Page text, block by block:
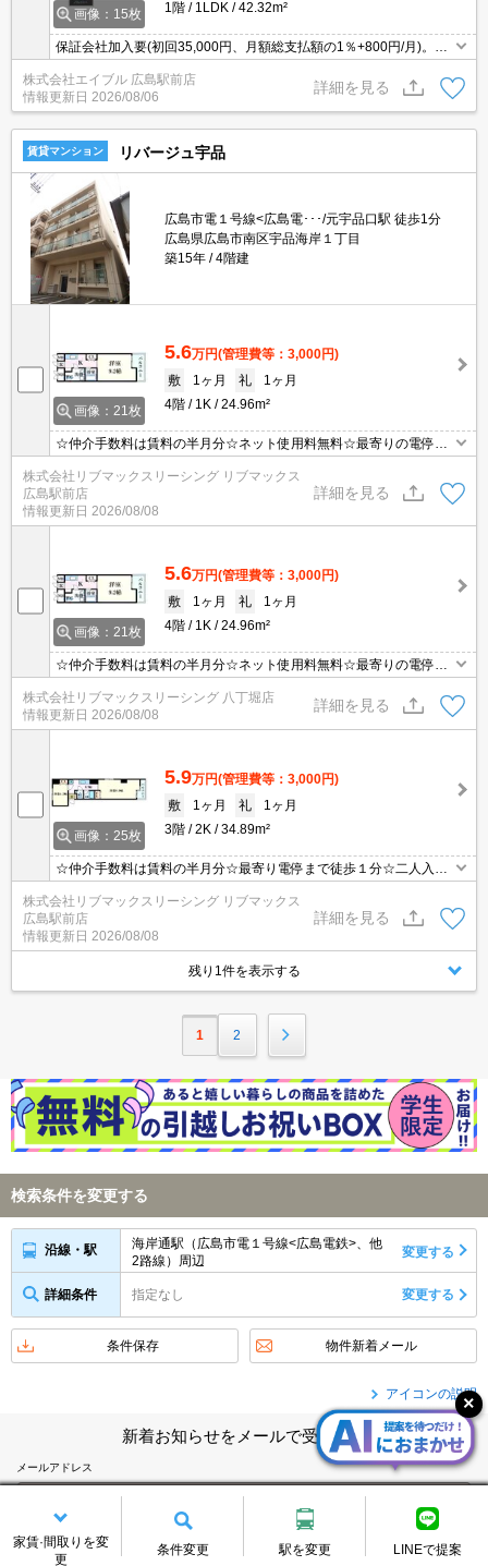
画像：15枚
1階
1LDK 42.32m²
保証会社加入要(初回35,000円、月額総支払額の1％+800円/月)。安
心のセキュリティシステム。24時間換気システム。宅配ボックスあ
り。オートロック。一坪風呂。キッチンは対面式。室内物干しあ
り。
株式会社エイブル 広島駅前店
情報更新日 2026/08/06
詳細を見る
賃貸マンション リバージュ宇品
広島市電１号線<広島電･･･/元宇品口駅 徒歩1分
広島県広島市南区宇品海岸１丁目
築15年
4階建
画像：21枚
5.6万円(管理費等：3,000円)
敷
1ヶ月 礼
1ヶ月
4階
1K 24.96m²
☆仲介手数料は賃料の半月分☆ネット使用料無料☆最寄りの電停ま
で徒歩1分☆モニタ付オートロック完備でセキュリティーは安心♪2
口コンロのシステムキッチン☆近隣のスーパー・コンビニまで徒歩
圏内でお買い物らくらく☆彡
株式会社リブマックスリーシング リブマックス
広島駅前店
情報更新日 2026/08/08
詳細を見る
画像：21枚
5.6万円(管理費等：3,000円)
敷
1ヶ月 礼
1ヶ月
4階
1K 24.96m²
☆仲介手数料は賃料の半月分☆ネット使用料無料☆最寄りの電停ま
で徒歩1分☆モニタ付オートロック完備でセキュリティーは安心♪2
口コンロのシステムキッチン☆近隣のスーパー・コンビニまで徒歩
圏内でお買い物らくらく☆彡
株式会社リブマックスリーシング 八丁堀店
情報更新日 2026/08/08
詳細を見る
画像：25枚
5.9万円(管理費等：3,000円)
敷
1ヶ月 礼
1ヶ月
3階
2K 34.89m²
☆仲介手数料は賃料の半月分☆最寄り電停まで徒歩１分☆二人入居
可能☆ネット使用料無料☆モニター付きオートロックで防犯面も安
心です☆近隣にスーパーやコンビニがあり住環境良好です☆彡
株式会社リブマックスリーシング リブマックス
広島駅前店
情報更新日 2026/08/08
詳細を見る
残り1件を表示する
1 2
家賃·間取りを変
更
条件変更 駅を変更 LINEで提案
検索条件を変更する
沿線・駅
海岸通駅（広島市電１号線<広島電鉄>、他
2路線）周辺
変更する
詳細条件 指定なし 変更する
条件保存 物件新着メール
アイコンの説明
新着お知らせをメールで受け取る
メールアドレス
※メール受信制限をしている方は、@chintai.co.jpからのメールを受信できる
よう設定の変更をお願い致します。